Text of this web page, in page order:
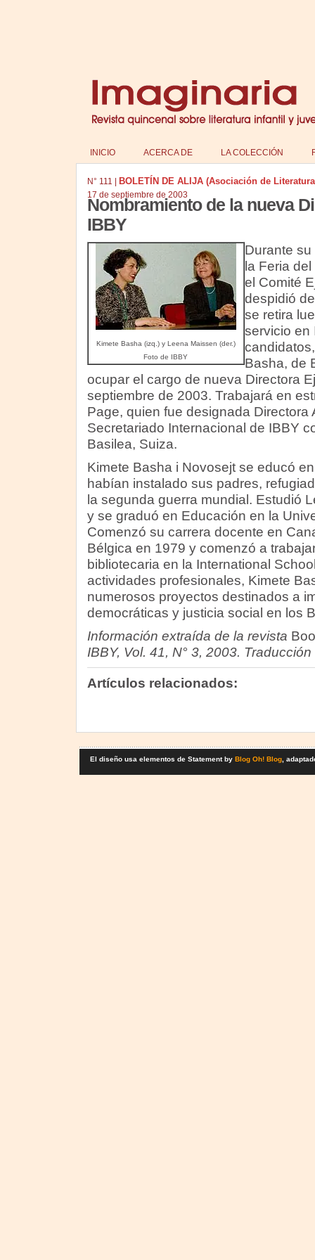
INICIO ACERCA DE LA COLECCIÓN
N° 111 BOLETÍN DE ALIJA (Asociación de
17 de septiembre de 2003
Nombramiento de la nueva
IBBY
Kimete Basha (izq.) y Leena Maissen (der.)
Foto de IBBY
Durante
la Feria
el Comité
despidió
se retira
servicio en
Basha, de
ocupar el cargo de nueva Directora
septiembre de 2003. Trabajará en
Page, quien fue designada Directora
Secretariado Internacional de IBBY
Basilea, Suiza.
Kimete Basha i Novosejt se educó
habían instalado sus padres,
la segunda guerra mundial. Estudió
y se graduó en Educación en la
Comenzó su carrera docente en
Bélgica en 1979 y comenzó a
bibliotecaria en la International
actividades profesionales, Kimete
numerosos proyectos destinados a
democráticas y justicia social en los
Información extraída de la revista
IBBY, Vol. 41, N° 3, 2003.
Artículos relacionados:
El diseño usa elementos de Statement by Blog Oh! Blog,